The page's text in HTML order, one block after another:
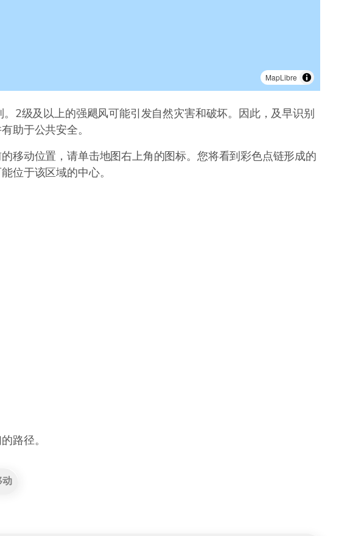
MapLibre
2级及以上的强飓风可能引发自然灾害和破坏。因此，及早识别
助于公共安全。
移动位置，请单击地图右上角的图标。您将看到彩色点链形成的
位于该区域的中心。
路径。
动